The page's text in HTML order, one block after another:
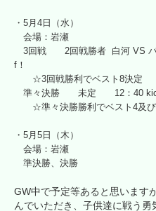
・5月4日（水）
会場：岩瀬
3回戦 2回戦勝者 白河 VS
f！
☆3回戦勝利でベスト8決定
準々決勝 未定 12：40
☆準々決勝勝利でベスト4及び
・5月5日（木）
会場：岩瀬
準決勝、決勝
GW中で予定等あると思います
んでいただき、子供達に戦う